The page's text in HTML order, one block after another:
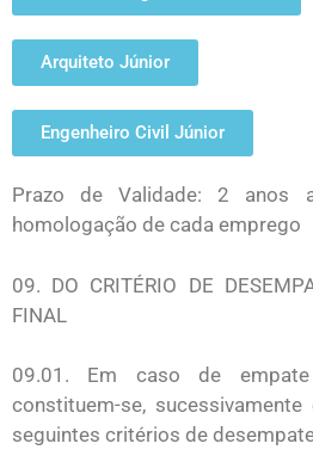
Arquiteto Júnior
Engenheiro Civil Júnior
Prazo de Validade: 2 anos
homologação de cada emprego
09. DO CRITÉRIO DE
FINAL
09.01. Em caso de
constituem-se,
seguintes critérios de